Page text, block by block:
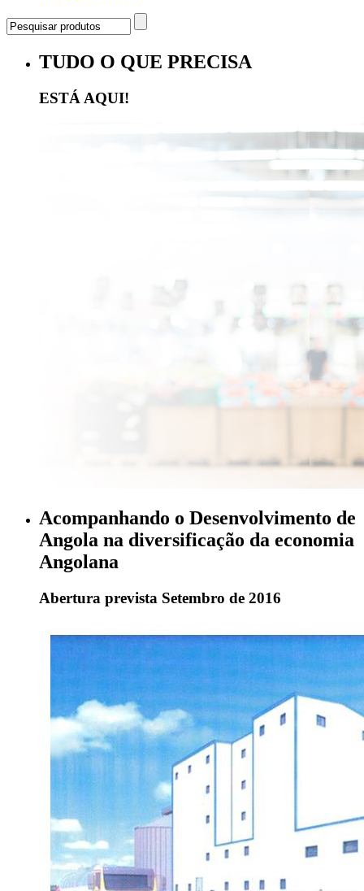
TUDO O QUE PRECISA
ESTÁ AQUI!
Acompanhando o Desenvolvimento de
Angola na diversificação da economia
Angolana
Abertura prevista Setembro de 2016